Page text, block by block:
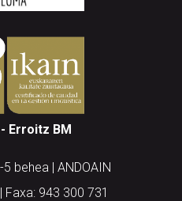
Erroitz BM
behea | ANDOAIN
Faxa: 943 300 731